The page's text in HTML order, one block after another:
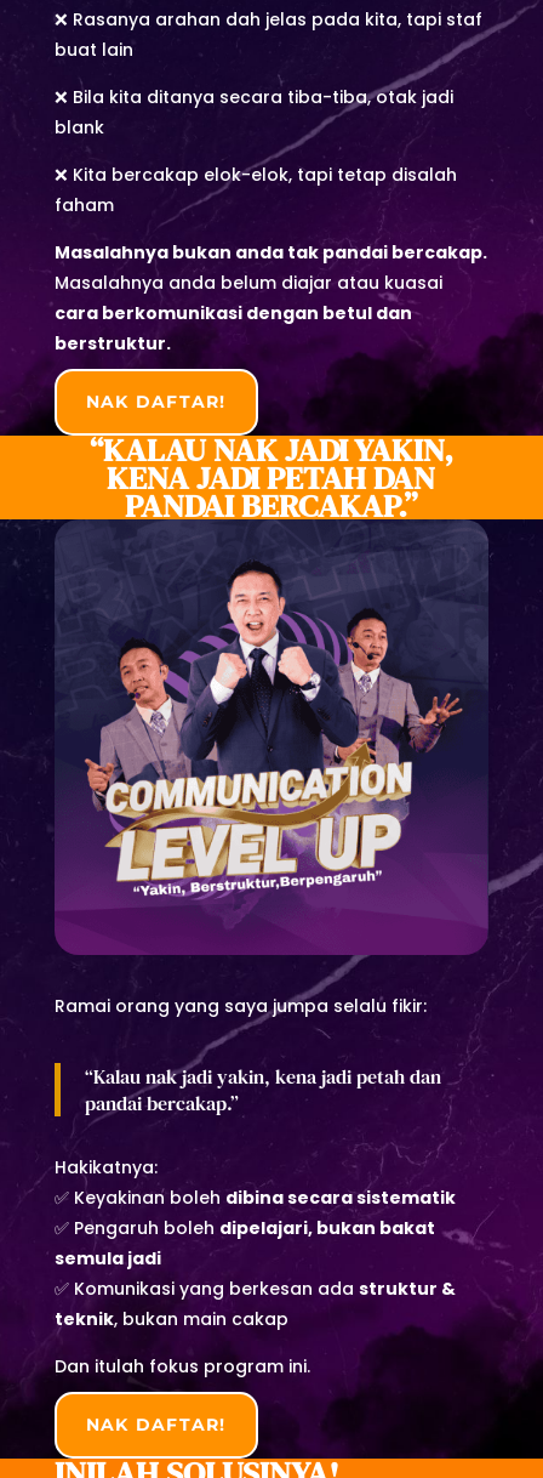
❌ Rasanya arahan dah jelas pada kita, tapi staf
buat lain
❌ Bila kita ditanya secara tiba-tiba, otak jadi
blank
❌ Kita bercakap elok-elok, tapi tetap disalah
faham
Masalahnya bukan anda tak pandai bercakap.
Masalahnya anda belum diajar atau kuasai
cara berkomunikasi dengan betul dan
berstruktur.
NAK DAFTAR!
“KALAU NAK JADI YAKIN,
KENA JADI PETAH DAN
PANDAI BERCAKAP.”
Ramai orang yang saya jumpa selalu fikir:
“Kalau nak jadi yakin, kena jadi petah dan
pandai bercakap.”
Hakikatnya:
✅ Keyakinan boleh dibina secara sistematik
✅ Pengaruh boleh dipelajari, bukan bakat
semula jadi
✅ Komunikasi yang berkesan ada struktur &
teknik, bukan main cakap
Dan itulah fokus program ini.
NAK DAFTAR!